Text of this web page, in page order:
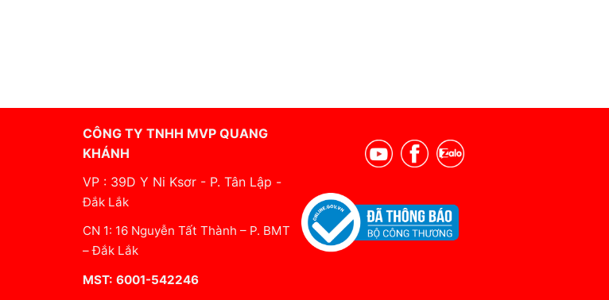
CÔNG TY TNHH MVP QUANG
KHÁNH
VP : 39D Y Ni Ksơr - P. Tân Lập -
Đắk Lắk
CN 1: 16 Nguyễn Tất Thành – P. BMT
– Đắk Lắk
MST: 6001-542246